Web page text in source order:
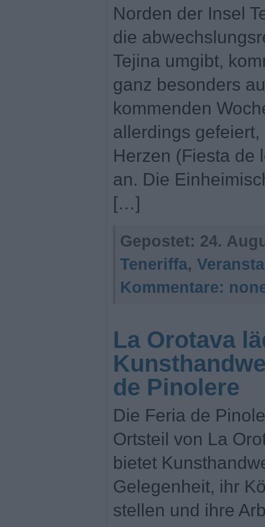
Norden der Insel
die
Tejina umgibt,
ganz besonders
kommenden
allerdings
Herzen (Fiesta de
an. Die
[…]
Gepostet: 24.
Teneriffa,
Kommentare:
La Orotava
de Pinolere
Die Feria de
Ortsteil von La
bietet
Gelegenheit, ihr
stellen und ihre